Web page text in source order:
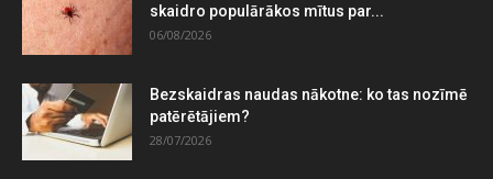
skaidro populārākos mītus par...
06/08/2026
Bezskaidras naudas nākotne: ko tas nozīmē
patērētājiem?
28/07/2026